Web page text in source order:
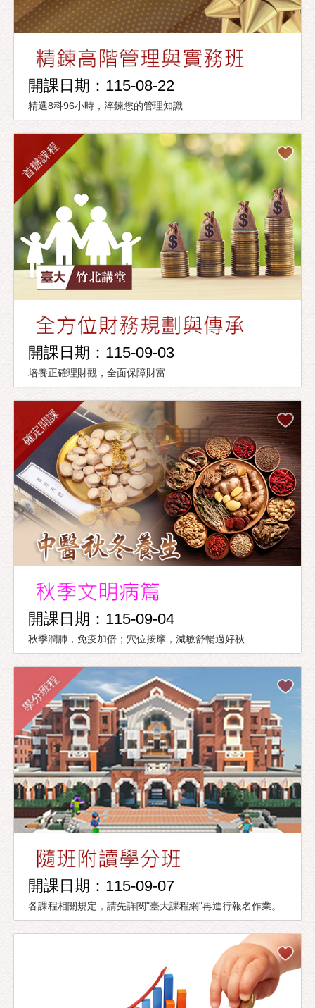
開課日期：115-08-22
精選8科96小時，淬鍊您的管理知識
首辦課程
開課日期：115-09-03
培養正確理財觀，全面保障財富
確定開課
開課日期：115-09-04
秋季潤肺，免疫加倍；穴位按摩，減敏舒暢過好秋
學分班程
開課日期：115-09-07
各課程相關規定，請先詳閱"臺大課程網"再進行報名作業。